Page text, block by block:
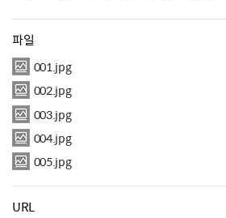
파일
001.jpg
002.jpg
003.jpg
004.jpg
005.jpg
URL